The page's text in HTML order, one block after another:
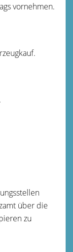
vornehmen.
über die
zu